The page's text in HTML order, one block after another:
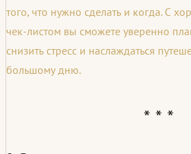
того, что нужно сделать и когда. С
чек-листом вы сможете уверенно
снизить стресс и наслаждаться
большому дню.